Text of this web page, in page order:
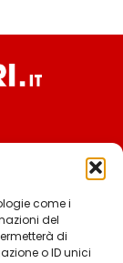
come i
del
di
o ID unici